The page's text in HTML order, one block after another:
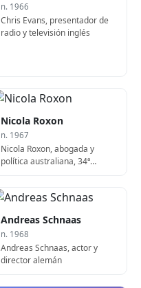
n. 1966
Chris Evans, presentador de
radio y televisión inglés
Nicola Roxon
n. 1967
Nicola Roxon, abogada y
política australiana, 34ª
Andreas Schnaas
n. 1968
Andreas Schnaas, actor y
director alemán